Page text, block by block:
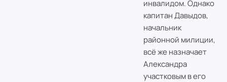
инвалидом. Однако
капитан Давыдов,
начальник
районной милиции,
всё же назначает
Александра
участковым в его